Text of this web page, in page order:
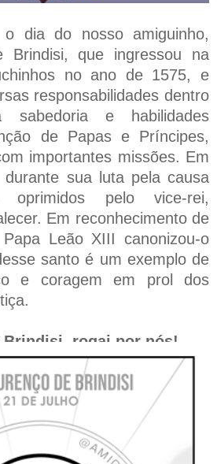
o dia do nosso amiguinho,
Brindisi, que ingressou na
no ano de 1575, e
responsabilidades dentro
e habilidades
de Papas e Príncipes,
importantes missões. Em
sua luta pela causa
oprimidos pelo vice-rei,
Em reconhecimento de
Leão XIII canonizou-o
santo é um exemplo de
e coragem em prol dos
Brindisi, rogai por nós!